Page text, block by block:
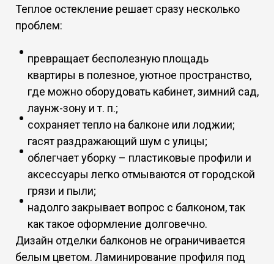
Теплое остекление решает сразу несколько
проблем:
превращает бесполезную площадь
квартиры в полезное, уютное пространство,
где можно оборудовать кабинет, зимний сад,
лаунж-зону и т. п.;
сохраняет тепло на балконе или лоджии;
гасят раздражающий шум с улицы;
облегчает уборку – пластиковые профили и
аксессуары легко отмываются от городской
грязи и пыли;
надолго закрывает вопрос с балконом, так
как такое оформление долговечно.
Дизайн отделки балконов не ограничивается
белым цветом. Ламинирование профиля под